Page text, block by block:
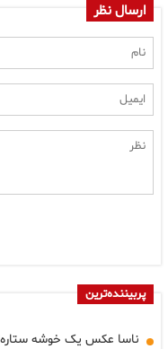
ارسال نظر
پربیننده‌ترین
ناسا عکس یک خوشه